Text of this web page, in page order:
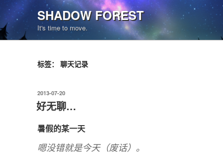
至
内
容
SHADOW FOREST
It's time to move.
标签： 聊天记录
发
布
于
2013-07-20
好无聊…
暑假的某一天
嗯没错就是今天（废话）。